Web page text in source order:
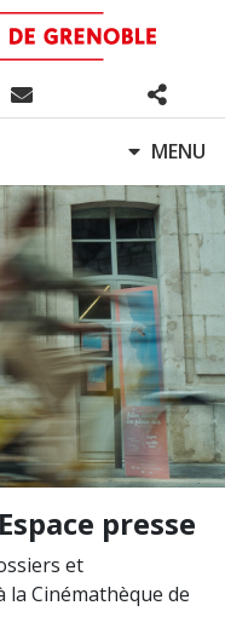
MENU
Espace presse
et
Cinémathèque de